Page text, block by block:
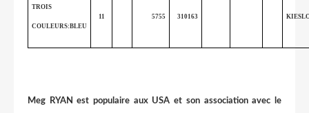
TROIS
COULEURS:BLEU
11 5755 310163
Meg RYAN est populaire aux USA et son association avec le